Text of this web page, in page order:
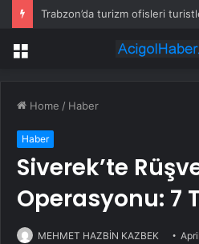
Trabzon’da turizm ofisleri
Menu
Home / Haber
Haber
Siverek’te
Operasyonu: 7
MEHMET HAZBİN KAZBEK